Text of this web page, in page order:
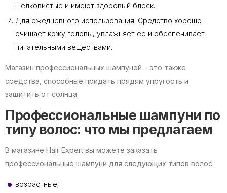
шелковистые и имеют здоровый блеск.
Для ежедневного использования. Средство хорошо
очищает кожу головы, увлажняет ее и обеспечивает
питательными веществами.
Магазин профессиональных шампуней – это также
средства, способные придать прядям упругость и
защитить от солнца.
Профессиональные шампуни по
типу волос: что мы предлагаем
В магазине Hair Expert вы можете заказать
профессиональные шампуни для следующих типов волос:
возрастные;